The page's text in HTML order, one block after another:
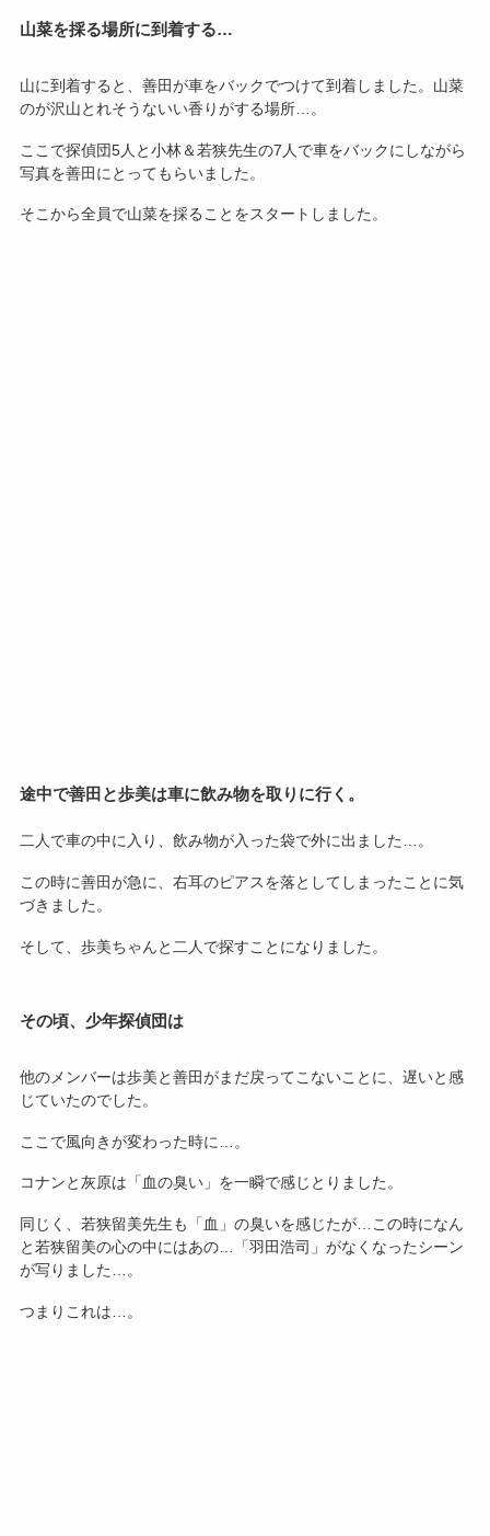
山菜を採る場所に到着する…
山に到着すると、善田が車をバックでつけて到着しました。山菜
のが沢山とれそうないい香りがする場所…。
ここで探偵団5人と小林＆若狭先生の7人で車をバックにしながら
写真を善田にとってもらいました。
そこから全員で山菜を採ることをスタートしました。
途中で善田と歩美は車に飲み物を取りに行く。
二人で車の中に入り、飲み物が入った袋で外に出ました…。
この時に善田が急に、右耳のピアスを落としてしまったことに気
づきました。
そして、歩美ちゃんと二人で探すことになりました。
その頃、少年探偵団は
他のメンバーは歩美と善田がまだ戻ってこないことに、遅いと感
じていたのでした。
ここで風向きが変わった時に…。
コナンと灰原は「血の臭い」を一瞬で感じとりました。
同じく、若狭留美先生も「血」の臭いを感じたが…この時になん
と若狭留美の心の中にはあの…「羽田浩司」がなくなったシーン
が写りました…。
つまりこれは…。